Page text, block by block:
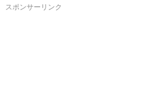
スポンサーリンク